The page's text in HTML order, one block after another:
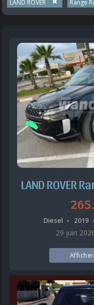
LAND ROVER Range
LAND ROVER
Diesel
2019
29 juin